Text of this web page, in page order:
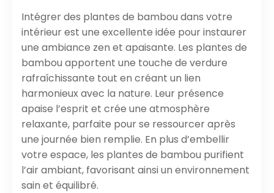
Intégrer des plantes de bambou dans votre
intérieur est une excellente idée pour instaurer
une ambiance zen et apaisante. Les plantes de
bambou apportent une touche de verdure
rafraîchissante tout en créant un lien
harmonieux avec la nature. Leur présence
apaise l’esprit et crée une atmosphère
relaxante, parfaite pour se ressourcer après
une journée bien remplie. En plus d’embellir
votre espace, les plantes de bambou purifient
l’air ambiant, favorisant ainsi un environnement
sain et équilibré.